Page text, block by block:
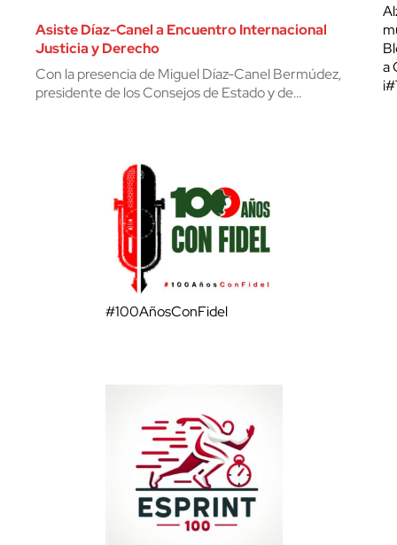
Asiste Díaz-Canel a Encuentro Internacional
Justicia y Derecho
Con la presencia de Miguel Díaz-Canel Bermúdez,
presidente de los Consejos de Estado y de…
a
#100AñosConFidel